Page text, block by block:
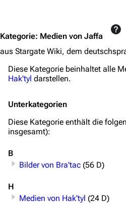
Kategorie: Medien von Jaffa
aus Stargate Wiki, dem
Diese Kategorie beinhaltet alle
Hak'tyl darstellen.
Unterkategorien
Diese Kategorie enthält die
insgesamt):
B
Bilder von Bra'tac (56 D)
H
Medien von Hak'tyl (24 D)